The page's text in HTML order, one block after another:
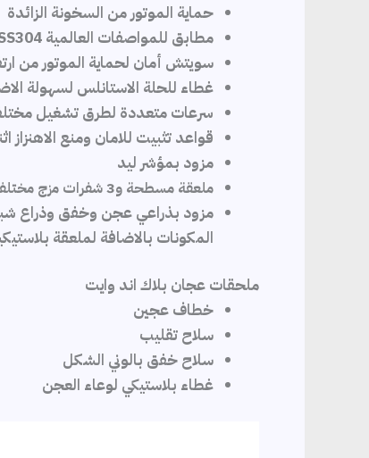
حماية الموتور من السخونة الزائدة
مطابق للمواصفات العالمية SS304
سويتش أمان لحماية الموتور من
غطاء للحلة الاستانلس لسهولة
سرعات متعددة لطرق تشغيل مختلفة
قواعد تثبيت للامان ومنع الاهنزاز
مزود بمؤشر ليد
ملعقة مسطحة و3 شفرات مزج مختلفة
المكونات بالاضافة لملعقة
ملحقات عجان بلاك اند وايت
خطاف عجين
سلاح تقليب
سلاح خفق بالوني الشكل
غطاء بلاستيكي لوعاء العجن